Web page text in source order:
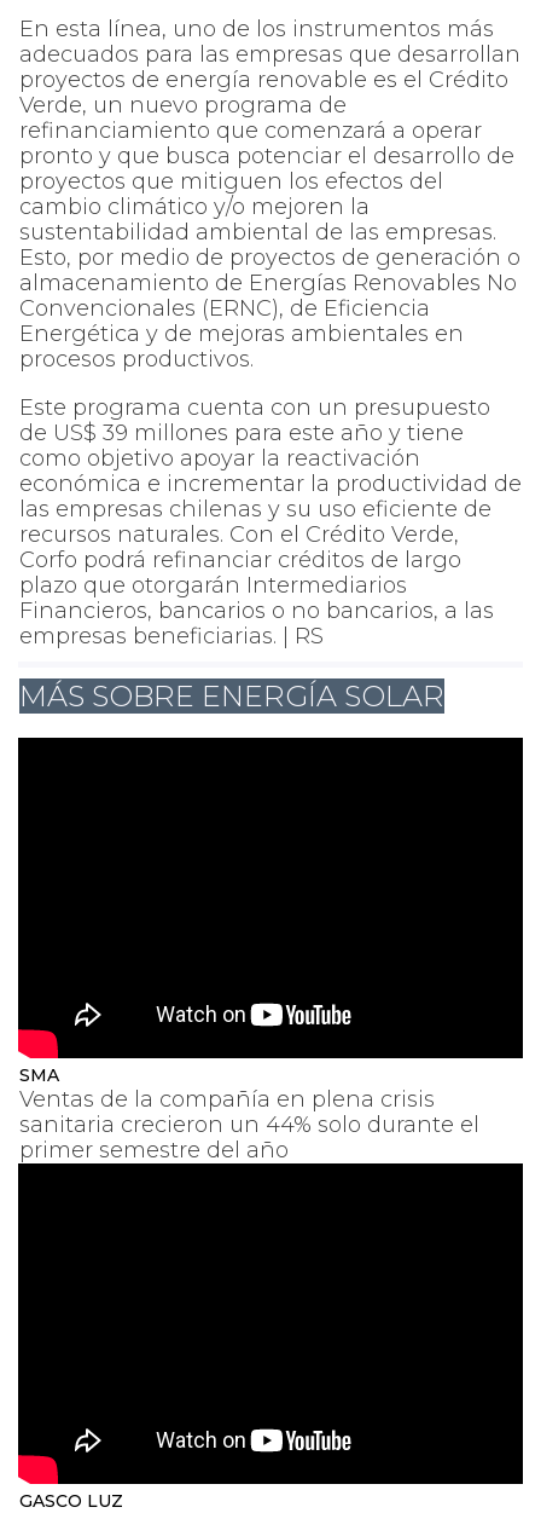
En esta línea, uno de los instrumentos más
adecuados para las empresas que desarrollan
proyectos de energía renovable es el Crédito
Verde, un nuevo programa de
refinanciamiento que comenzará a operar
pronto y que busca potenciar el desarrollo de
proyectos que mitiguen los efectos del
cambio climático y/o mejoren la
sustentabilidad ambiental de las empresas.
Esto, por medio de proyectos de generación o
almacenamiento de Energías Renovables No
Convencionales (ERNC), de Eficiencia
Energética y de mejoras ambientales en
procesos productivos.
Este programa cuenta con un presupuesto
de US$ 39 millones para este año y tiene
como objetivo apoyar la reactivación
económica e incrementar la productividad de
las empresas chilenas y su uso eficiente de
recursos naturales. Con el Crédito Verde,
Corfo podrá refinanciar créditos de largo
plazo que otorgarán Intermediarios
Financieros, bancarios o no bancarios, a las
empresas beneficiarias. | RS
MÁS SOBRE ENERGÍA SOLAR
SMA
Ventas de la compañía en plena crisis
sanitaria crecieron un 44% solo durante el
primer semestre del año
GASCO LUZ